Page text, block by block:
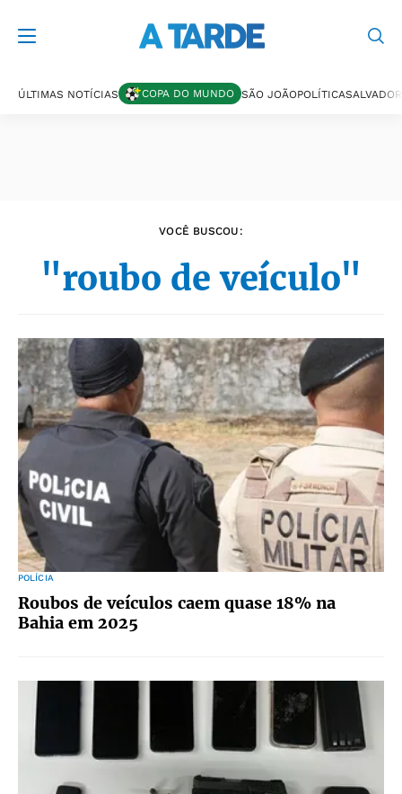
ÚLTIMAS NOTÍCIAS COPA DO MUNDO SÃO JOÃOPOLÍTICASALVADOR
VOCÊ BUSCOU:
"roubo de veículo"
POLÍCIA
Roubos de veículos caem quase 18% na
Bahia em 2025